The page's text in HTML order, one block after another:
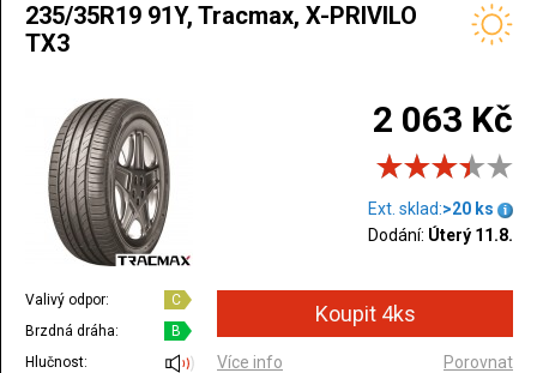
235/35R19 91Y, Tracmax, X-PRIVILO
TX3
2 063 Kč
Ext. sklad:>20 ks
Dodání: Úterý 11.8.
Valivý odpor:
C
Brzdná dráha:
B
Hlučnost:
Více info Porovnat